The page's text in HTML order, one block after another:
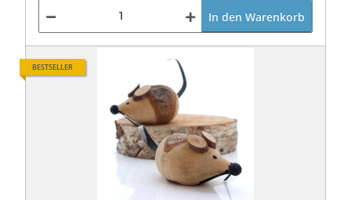
In den Warenkorb
BESTSELLER